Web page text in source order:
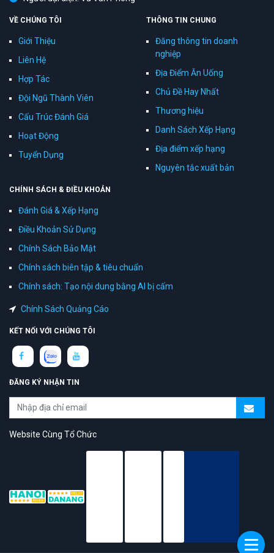
VỀ CHÚNG TÔI
Giới Thiệu
Liên Hệ
Hợp Tác
Đội Ngũ Thành Viên
Cấu Trúc Đánh Giá
Hoạt Động
Tuyển Dụng
THÔNG TIN CHUNG
Đăng thông tin doanh
nghiệp
Địa Điểm Ăn Uống
Chủ Đề Hay Nhất
Thương hiệu
Danh Sách Xếp Hạng
Địa điểm xếp hạng
Nguyên tắc xuất bản
CHÍNH SÁCH & ĐIỀU KHOẢN
Đánh Giá & Xếp Hạng
Điều Khoản Sử Dụng
Chính Sách Bảo Mật
Chính sách biên tập & tiêu chuẩn
Chính sách: Tạo nội dung bằng AI bị cấm
Chính Sách Quảng Cáo
KẾT NỐI VỚI CHÚNG TÔI
ĐĂNG KÝ NHẬN TIN
Website Cùng Tổ Chức
trải nghiệm tốt & chất lượng